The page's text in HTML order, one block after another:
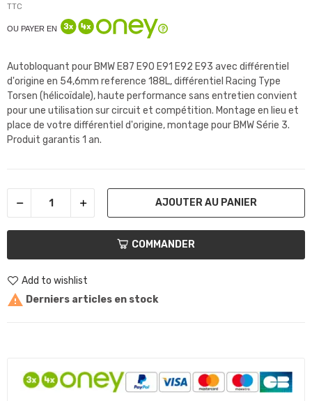
TTC
OU PAYER EN
Autobloquant pour BMW E87 E90 E91 E92 E93 avec différentiel
d'origine en 54,6mm reference 188L, différentiel Racing Type
Torsen (hélicoïdale), haute performance sans entretien convient
pour une utilisation sur circuit et compétition. Montage en lieu et
place de votre différentiel d'origine, montage pour BMW Série 3.
Produit garantis 1 an.
AJOUTER AU PANIER
COMMANDER
Add to wishlist
 Derniers articles en stock